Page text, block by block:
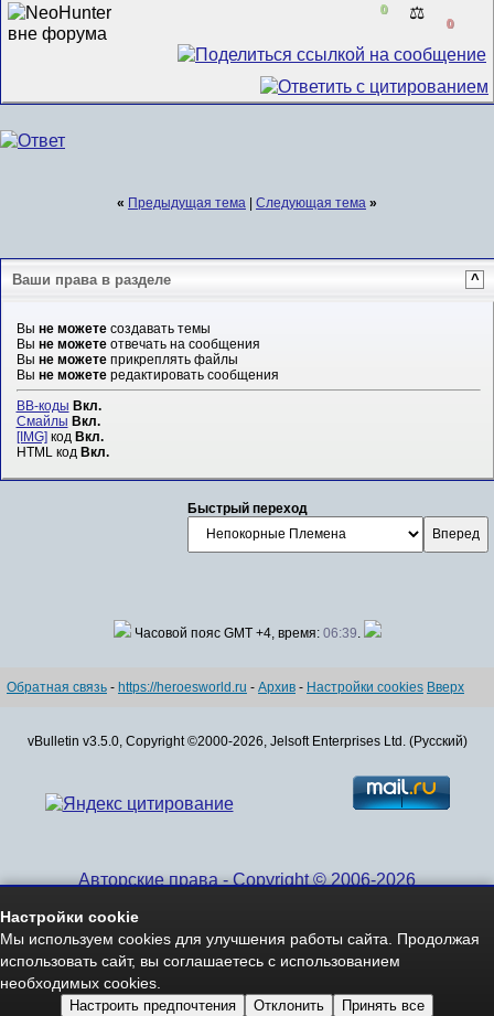
0 ⚖️
0
« Предыдущая тема Следующая тема »
Ваши права в разделе ^
Вы не можетесоздавать темы
Вы не можетеотвечать на сообщения
Вы не можетеприкреплять файлы
Вы не можетередактировать сообщения
BB-коды Вкл.
Смайлы Вкл.
[IMG]код Вкл.
HTML код Вкл.
Быстрый переход
Часовой пояс GMT +4, время: 06:39.
Обратная связь - https://heroesworld.ru - Архив - Настройки cookies Вверх
vBulletin v3.5.0, Copyright ©2000-2026, Jelsoft Enterprises Ltd. (Русский)
Авторские права - Copyright © 2006-2026
Настройки cookie
Мы используем cookies для улучшения работы сайта. Продолжая
использовать сайт, вы соглашаетесь с использованием
необходимых cookies.
Настроить предпочтения Отклонить Принять все